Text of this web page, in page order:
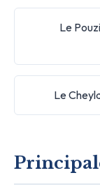
Le
Le